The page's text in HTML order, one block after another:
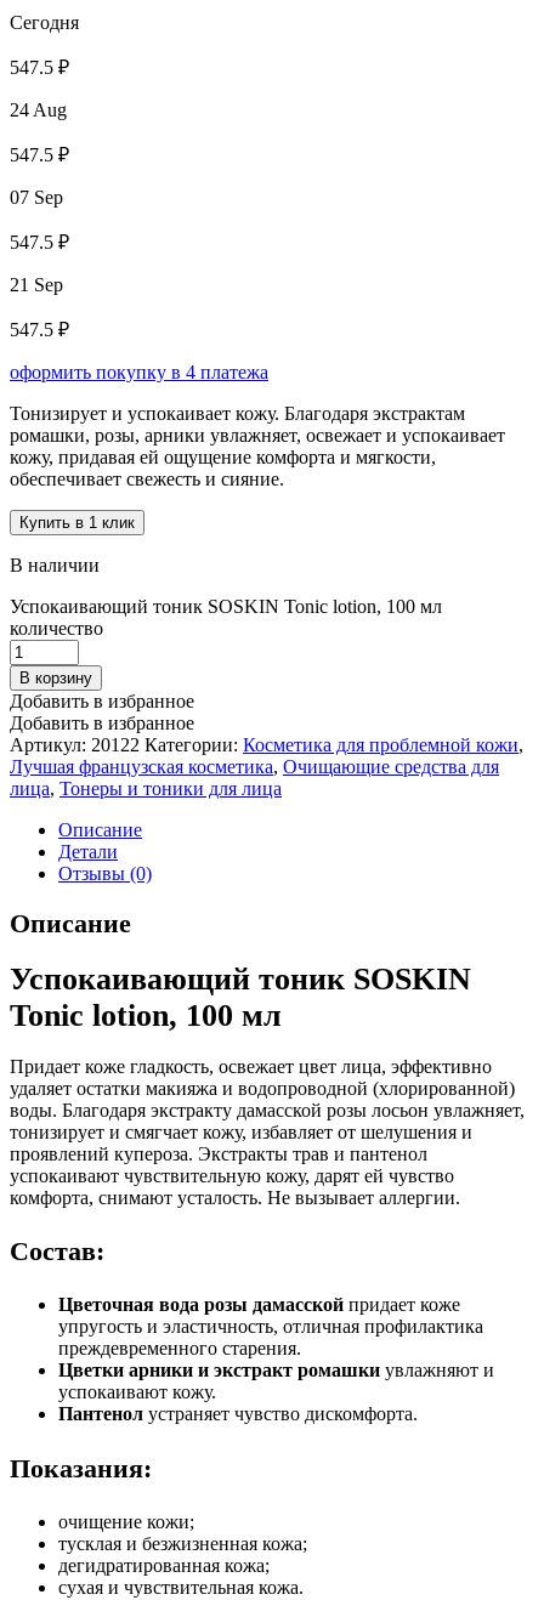
Сегодня
547.5 ₽
24 Aug
547.5 ₽
07 Sep
547.5 ₽
21 Sep
547.5 ₽
оформить покупку в 4 платежа
Тонизирует и успокаивает кожу. Благодаря экстрактам
ромашки, розы, арники увлажняет, освежает и успокаивает
кожу, придавая ей ощущение комфорта и мягкости,
обеспечивает свежесть и сияние.
Купить в 1 клик
В наличии
Успокаивающий тоник SOSKIN Tonic lotion, 100 мл
количество
В корзину
Добавить в избранное
Добавить в избранное
Артикул: 20122 Категории: Косметика для проблемной кожи,
Лучшая французская косметика, Очищающие средства для
лица, Тонеры и тоники для лица
Описание
Детали
Отзывы (0)
Описание
Успокаивающий тоник SOSKIN
Tonic lotion, 100 мл
Придает коже гладкость, освежает цвет лица, эффективно
удаляет остатки макияжа и водопроводной (хлорированной)
воды. Благодаря экстракту дамасской розы лосьон увлажняет,
тонизирует и смягчает кожу, избавляет от шелушения и
проявлений купероза. Экстракты трав и пантенол
успокаивают чувствительную кожу, дарят ей чувство
комфорта, снимают усталость. Не вызывает аллергии.
Состав:
Цветочная вода розы дамасской придает коже
упругость и эластичность, отличная профилактика
преждевременного старения.
Цветки арники и экстракт ромашки увлажняют и
успокаивают кожу.
Пантенол устраняет чувство дискомфорта.
Показания:
очищение кожи;
тусклая и безжизненная кожа;
дегидратированная кожа;
сухая и чувствительная кожа.